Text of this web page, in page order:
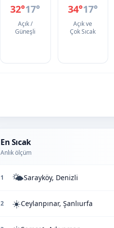
32°17°
Açık /
Güneşli
34°17°
Açık ve
Çok Sıcak
En Sıcak
Anlık ölçüm
1 🌤️Sarayköy, Denizli
2 ☀️Ceylanpınar, Şanlıurfa